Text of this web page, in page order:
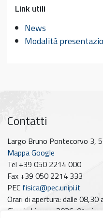
Link utili
News
Modalità
Contatti
Largo Bruno Pontecorvo 3,
Mappa Google
Tel +39 050 2214 000
Fax +39 050 2214 333
PEC fisica@pec.unipi.it
Orari di apertura: dalle 08,30
Giorni chiusura 2026: 01